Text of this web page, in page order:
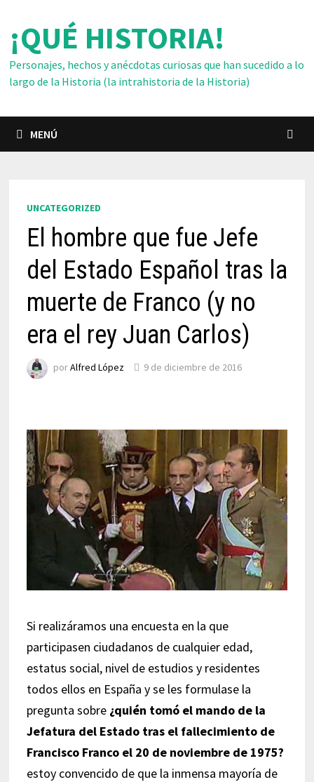
contenido
¡QUÉ HISTORIA!
Personajes, hechos y anécdotas curiosas que han sucedido a lo
largo de la Historia (la intrahistoria de la Historia)
MENÚ
UNCATEGORIZED
El hombre que fue Jefe
del Estado Español tras la
muerte de Franco (y no
era el rey Juan Carlos)
porAlfred López 9 de diciembre de 2016
Si realizáramos una encuesta en la que
participasen ciudadanos de cualquier edad,
estatus social, nivel de estudios y residentes
todos ellos en España y se les formulase la
pregunta sobre ¿quién tomó el mando de la
Jefatura del Estado tras el fallecimiento de
Francisco Franco el 20 de noviembre de 1975?
estoy convencido de que la inmensa mayoría de